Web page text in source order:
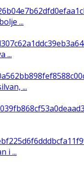
...
...
...
i ...